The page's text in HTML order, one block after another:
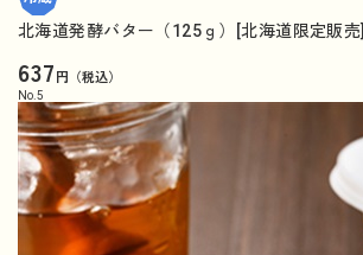
北海道発酵バター（125ｇ）[北海道限定販売]
637円（税込）
No. 5